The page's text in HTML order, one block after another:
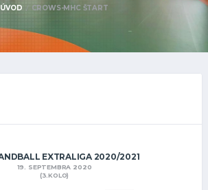
ÚVOD CROWS-MHC ŠTART
EXTRALIGA 2020/2021
19. SEPTEMBRA 2020
(3.KOLO)